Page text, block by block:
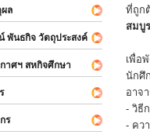
ล
นธกิจ วัตถุประสงค์
ศฯ สหกิจศึกษา
ร
ที่ถูก
สมบู
เพื่อ
นักศึ
อาจ
- วิธี
- คว